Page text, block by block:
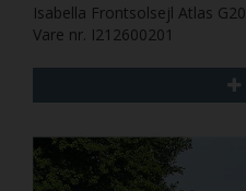
Isabella Frontsolsejl Atlas G20
Vare nr. I212600201